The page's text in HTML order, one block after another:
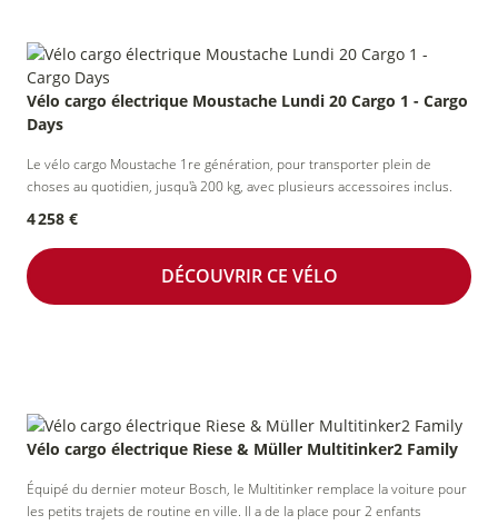
de courtoisie
randonneur
d'occasion
Durée
Vélo cargo électrique Moustache Lundi 20 Cargo 1 - Cargo
Days
Le vélo cargo Moustache 1re génération, pour transporter plein de
choses au quotidien, jusqu'à 200 kg, avec plusieurs accessoires inclus.
4 258 €
DÉCOUVRIR CE VÉLO
Vélo cargo électrique Riese & Müller Multitinker2 Family
Équipé du dernier moteur Bosch, le Multitinker remplace la voiture pour
les petits trajets de routine en ville. Il a de la place pour 2 enfants